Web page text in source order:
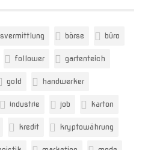
börse büro
follower gartenteich
gold handwerker
industrie job karton
kredit kryptowährung